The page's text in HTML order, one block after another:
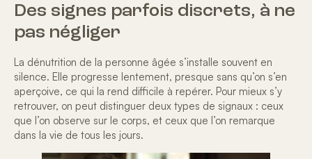
Des signes parfois discrets, à ne
pas négliger
La dénutrition de la personne âgée s’installe souvent en
silence. Elle progresse lentement, presque sans qu’on s’en
aperçoive, ce qui la rend difficile à repérer. Pour mieux s’y
retrouver, on peut distinguer deux types de signaux : ceux
que l’on observe sur le corps, et ceux que l’on remarque
dans la vie de tous les jours.